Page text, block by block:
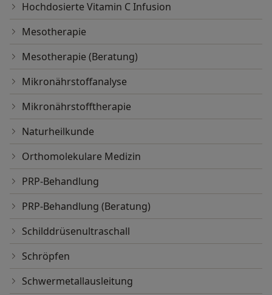
Hochdosierte Vitamin C Infusion
Mesotherapie
Mesotherapie (Beratung)
Mikronährstoffanalyse
Mikronährstofftherapie
Naturheilkunde
Orthomolekulare Medizin
PRP-Behandlung
PRP-Behandlung (Beratung)
Schilddrüsenultraschall
Schröpfen
Schwermetallausleitung